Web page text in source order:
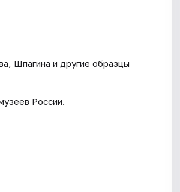
Шпагина и другие образцы
России.